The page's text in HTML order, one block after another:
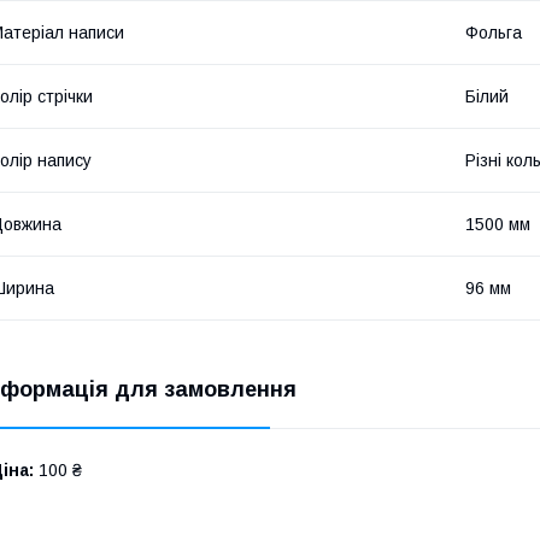
написи Фольга
стрічки Білий
напису Різні
1500 мм
96 мм
для замовлення
100 ₴